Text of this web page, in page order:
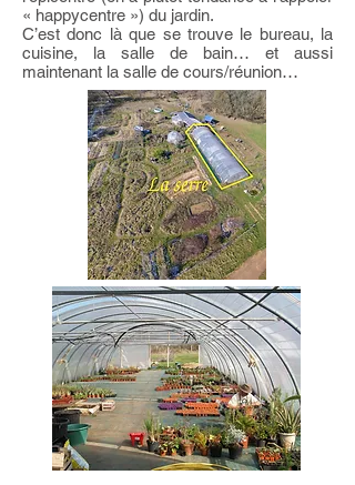
« happycentre ») du jardin.
C’est donc là que se trouve le bureau, la
cuisine, la salle de bain… et aussi
maintenant la salle de cours/réunion…